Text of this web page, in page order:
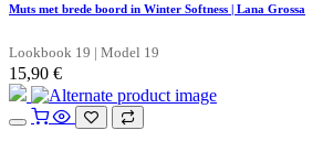
Muts met brede boord in Winter Softness | Lana Grossa
Lookbook 19 | Model 19
15,90 €